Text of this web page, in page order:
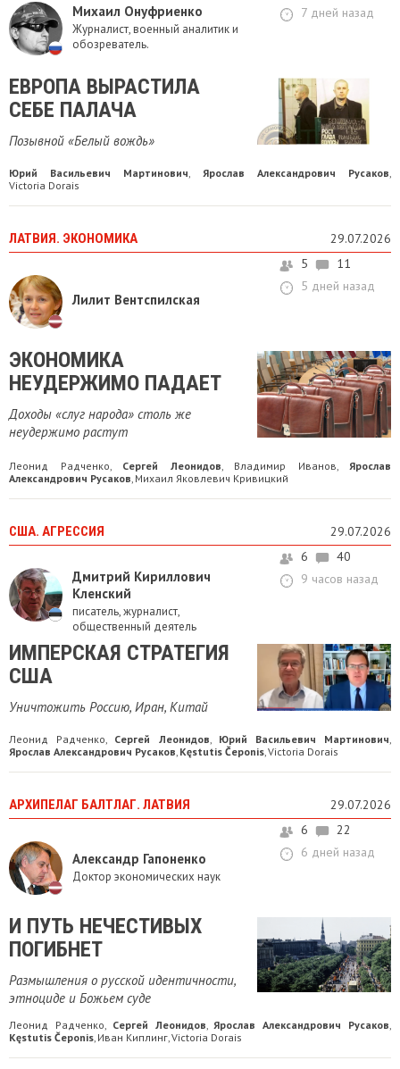
Михаил Онуфриенко
Журналист, военный аналитик и
обозреватель.
7 дней назад
ЕВРОПА ВЫРАСТИЛА
СЕБЕ ПАЛАЧА
Позывной «Белый вождь»
Юрий Васильевич Мартинович Ярослав Александрович Русаков
Victoria Dorais
ЛАТВИЯ. ЭКОНОМИКА 29.07.2026
Лилит Вентспилская
5
11
5 дней назад
ЭКОНОМИКА
НЕУДЕРЖИМО ПАДАЕТ
Доходы «слуг народа» столь же
неудержимо растут
Леонид Радченко, Сергей Леонидов, Владимир Иванов, Ярослав
Александрович Русаков, Михаил Яковлевич Кривицкий
США. АГРЕССИЯ 29.07.2026
Дмитрий Кириллович
Кленский
писатель, журналист,
общественный деятель
6
40
9 часов назад
ИМПЕРСКАЯ СТРАТЕГИЯ
США
Уничтожить Россию, Иран, Китай
Леонид Радченко, Сергей Леонидов, Юрий Васильевич Мартинович,
Ярослав Александрович Русаков, Kęstutis Čeponis,Victoria Dorais
АРХИПЕЛАГ БАЛТЛАГ. ЛАТВИЯ 29.07.2026
Александр Гапоненко
Доктор экономических наук
6
22
6 дней назад
И ПУТЬ НЕЧЕСТИВЫХ
ПОГИБНЕТ
Размышления о русской идентичности,
этноциде и Божьем суде
Леонид Радченко, Сергей Леонидов,Ярослав Александрович Русаков,
Kęstutis Čeponis, Иван Киплинг,Victoria Dorais